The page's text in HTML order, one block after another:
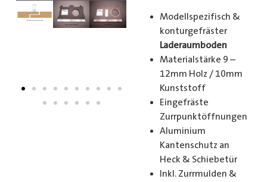
Modellspezifisch &
konturgefräster
Laderaumboden
Materialstärke 9 –
12mm Holz / 10mm
Kunststoff
Eingefräste
Zurrpunktöffnungen
Aluminium
Kantenschutz an
Heck & Schiebetür
Inkl. Zurrmulden &